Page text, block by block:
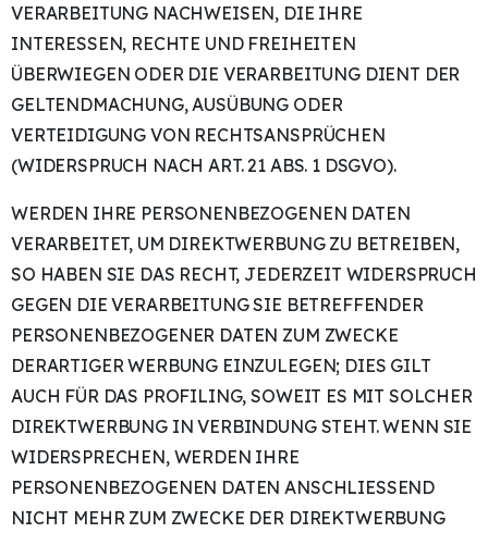
VERARBEITUNG NACHWEISEN, DIE IHRE
INTERESSEN, RECHTE UND FREIHEITEN
ÜBERWIEGEN ODER DIE VERARBEITUNG DIENT DER
GELTENDMACHUNG, AUSÜBUNG ODER
VERTEIDIGUNG VON RECHTSANSPRÜCHEN
(WIDERSPRUCH NACH ART. 21 ABS. 1 DSGVO).
WERDEN IHRE PERSONENBEZOGENEN DATEN
VERARBEITET, UM DIREKTWERBUNG ZU BETREIBEN,
SO HABEN SIE DAS RECHT, JEDERZEIT WIDERSPRUCH
GEGEN DIE VERARBEITUNG SIE BETREFFENDER
PERSONENBEZOGENER DATEN ZUM ZWECKE
DERARTIGER WERBUNG EINZULEGEN; DIES GILT
AUCH FÜR DAS PROFILING, SOWEIT ES MIT SOLCHER
DIREKTWERBUNG IN VERBINDUNG STEHT. WENN SIE
WIDERSPRECHEN, WERDEN IHRE
PERSONENBEZOGENEN DATEN ANSCHLIESSEND
NICHT MEHR ZUM ZWECKE DER DIREKTWERBUNG